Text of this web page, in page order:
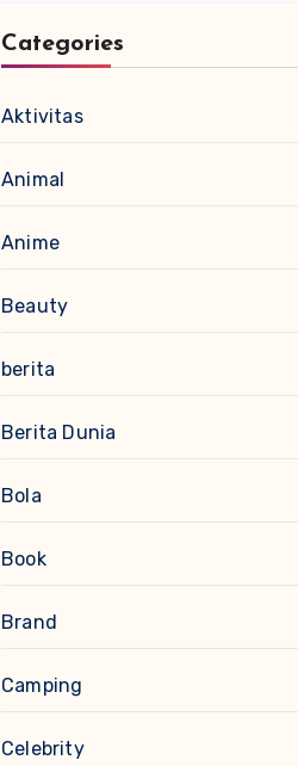
Categories
Aktivitas
Animal
Anime
Beauty
berita
Berita Dunia
Bola
Book
Brand
Camping
Celebrity